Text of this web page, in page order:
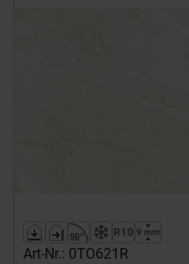
Art-Nr.: 0TO621R